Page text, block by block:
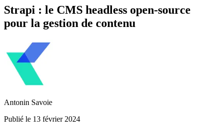
Strapi : le CMS headless open-source
pour la gestion de contenu
Antonin Savoie
Publié le 13 février 2024